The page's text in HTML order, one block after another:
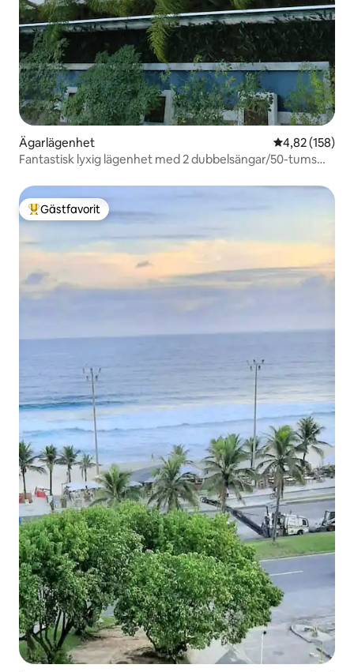
Ägarlägenhet 4,82 av 5 i
4,82 (158)
Fantastisk lyxig lägenhet med 2 dubbelsängar/50-tums
Populär gästfavorit
Gästfavorit